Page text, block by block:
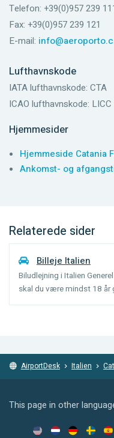
Telefon: +39(0)957 239
Fax: +39(0)957 239 121
E-mail:
Lufthavnskode
IATA lufthavnskode: CTA
ICAO lufthavnskode: LICC
Hjemmesider
Hjemmeside Catania
Ankomst- og
Relaterede sider
Billeje Italien
Biludlejning i Italien
skal du være mindst 18 år
AirportDesk Italien
This page in other